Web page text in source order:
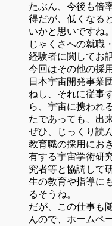
たぶん、今後も倍
得だが、低くなる
いかと思いですね。
じゃくさへの就職
経験者に関してお
今回はその他の採
日本宇宙開発事業
ねし、それに従事
ら、宇宙に携われ
たであっても、出
ぜひ、じっくり読
教育職の採用にお
有する宇宙学術研
究者等と協調して
生の教育や指導に
るそうね。
だが、この仕事も
んので、ホームペ